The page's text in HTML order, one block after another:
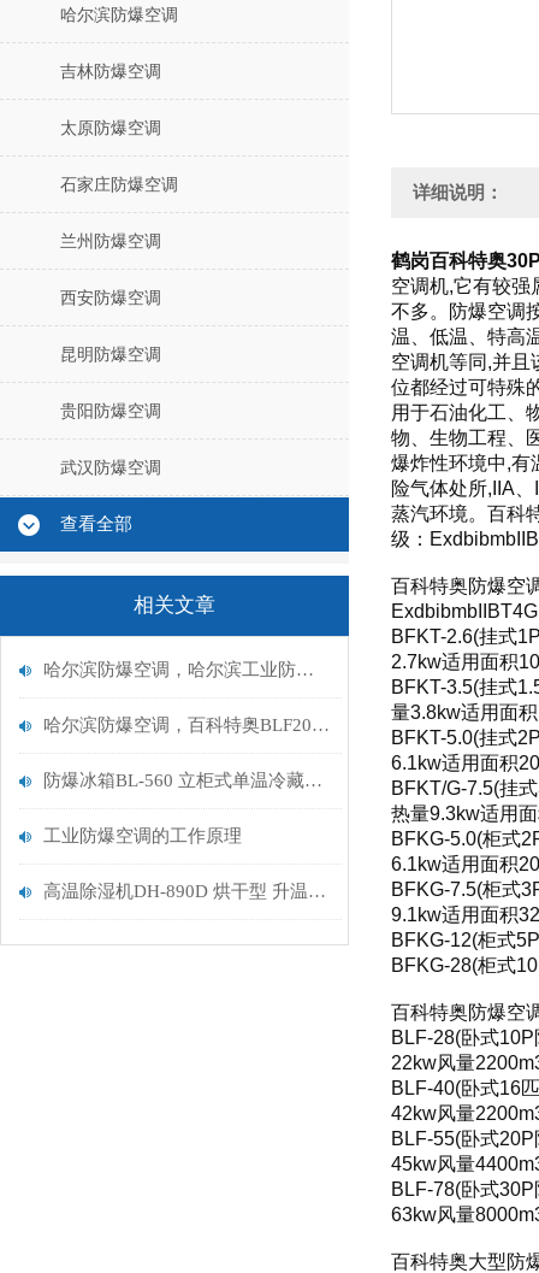
哈尔滨防爆空调
吉林防爆空调
太原防爆空调
石家庄防爆空调
兰州防爆空调
西安防爆空调
昆明防爆空调
贵阳防爆空调
武汉防爆空调
查看全部
相关文章
哈尔滨防爆空调，哈尔滨工业防爆空调厂家
哈尔滨防爆空调，百科特奥BLF200，哈尔滨防爆空调机组（80匹）
防爆冰箱BL-560 立柜式单温冷藏双门防爆冰箱
工业防爆空调的工作原理
高温除湿机DH-890D 烘干型 升温/高温除湿机
详细说明：
鹤岗百科特奥
空调机,它有较强
不多。
防爆空调
温、低温、特高
空调机等同,并且
位都经过可特殊
用于石油化工、
物、生物工程、
爆炸性环境中,有
险气体处所,IIA
蒸汽环境。百科
级：
百科特奥防爆空
BFKT-2.6(挂式
2.7kw适用面积
BFKT-3.5(挂式
量3.8kw适用面
BFKT-5.0(挂式
6.1kw适用面积
BFKT/G-7.5(挂
热量9.3kw适用
BFKG-5.0(柜式
6.1kw适用面积
BFKG-7.5(柜式
9.1kw适用面积
BFKG-12(柜式
BFKG-28(柜式
百科特奥防爆空
BLF-28(卧式
22kw风量
BLF-40(卧式16
42kw风量
BLF-55(卧式
45kw风量
BLF-78(卧式
63kw风量
百科特奥大型防